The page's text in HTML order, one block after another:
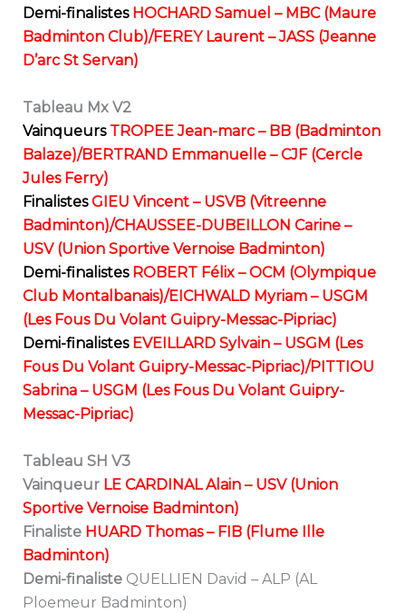
Demi-finalistesHOCHARD Samuel – MBC (Maure
Badminton Club)/FEREY Laurent – JASS (Jeanne
D’arc St Servan)
Tableau Mx V2
VainqueursTROPEE Jean-marc – BB (Badminton
Balaze)/BERTRAND Emmanuelle – CJF (Cercle
Jules Ferry)
FinalistesGIEU Vincent – USVB (Vitreenne
Badminton)/CHAUSSEE-DUBEILLON Carine –
USV (Union Sportive Vernoise Badminton)
Demi-finalistesROBERT Félix – OCM (Olympique
Club Montalbanais)/EICHWALD Myriam – USGM
(Les Fous Du Volant Guipry-Messac-Pipriac)
Demi-finalistesEVEILLARD Sylvain – USGM (Les
Fous Du Volant Guipry-Messac-Pipriac)/PITTIOU
Sabrina – USGM (Les Fous Du Volant Guipry-
Messac-Pipriac)
Tableau SH V3
Vainqueur LE CARDINAL Alain – USV (Union
Sportive Vernoise Badminton)
Finaliste HUARD Thomas – FIB (Flume Ille
Badminton)
Demi-finalisteQUELLIEN David – ALP (AL
Ploemeur Badminton)